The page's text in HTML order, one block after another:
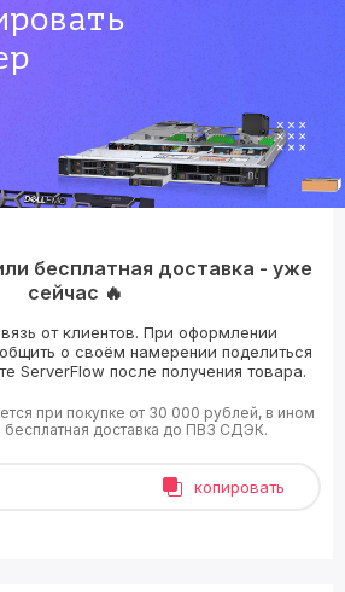
бесплатная доставка - уже
сейчас 🔥
от клиентов. При оформлении
о своём намерении поделиться
ServerFlow после получения товара.
при покупке от 30 000 рублей, в ином
доставка до ПВЗ СДЭК.
копировать